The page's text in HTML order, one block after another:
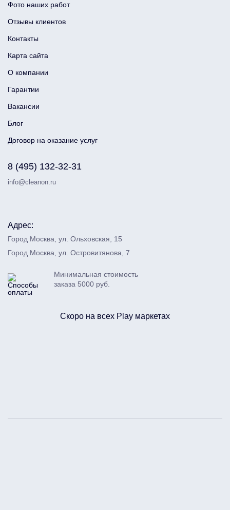
Фото наших работ
Отзывы клиентов
Контакты
Карта сайта
О компании
Гарантии
Вакансии
Блог
Договор на оказание услуг
8 (495) 132-32-31
info@cleanon.ru
Адрес:
Город Москва, ул. Ольховская, 15
Город Москва, ул. Островитянова, 7
Минимальная стоимость
заказа 5000 руб.
Скоро на всех Play маркетах